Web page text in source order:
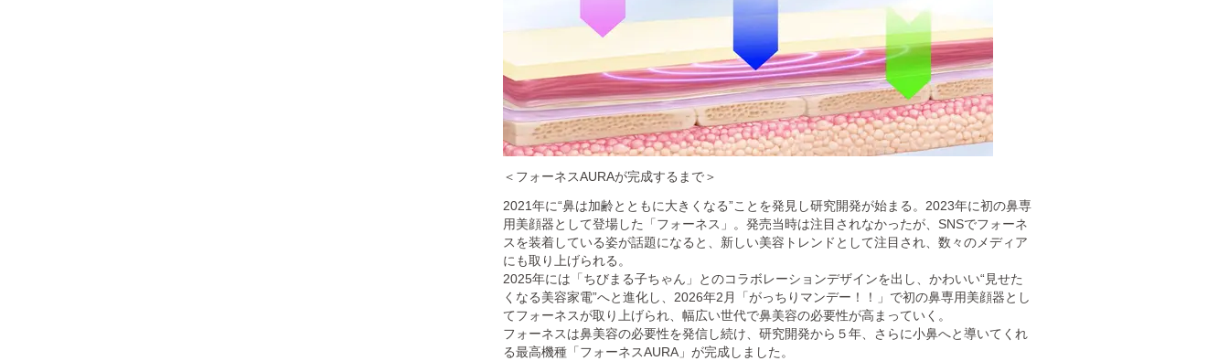
＜フォーネスAURAが完成するまで＞
2021年に“鼻は加齢とともに大きくなる”ことを発見し研究開発が始まる。2023年に初の鼻専
用美顔器として登場した「フォーネス」。発売当時は注目されなかったが、SNSでフォーネ
スを装着している姿が話題になると、新しい美容トレンドとして注目され、数々のメディア
にも取り上げられる。
2025年には「ちびまる子ちゃん」とのコラボレーションデザインを出し、かわいい“見せた
くなる美容家電”へと進化し、2026年2月「がっちりマンデー！！」で初の鼻専用美顔器とし
てフォーネスが取り上げられ、幅広い世代で鼻美容の必要性が高まっていく。
フォーネスは鼻美容の必要性を発信し続け、研究開発から５年、さらに小鼻へと導いてくれ
る最高機種「フォーネスAURA」が完成しました。